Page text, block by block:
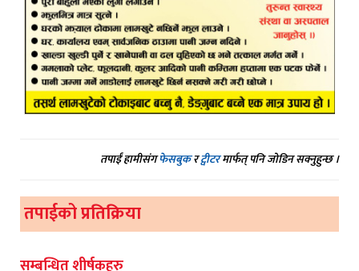
तपाईं हामीसंगफेसबुकरट्वीटरमार्फत् पनि जोडिन सक्नुहुन्छ ।
तपाईको प्रतिक्रिया
सम्बन्धित शीर्षकहरु